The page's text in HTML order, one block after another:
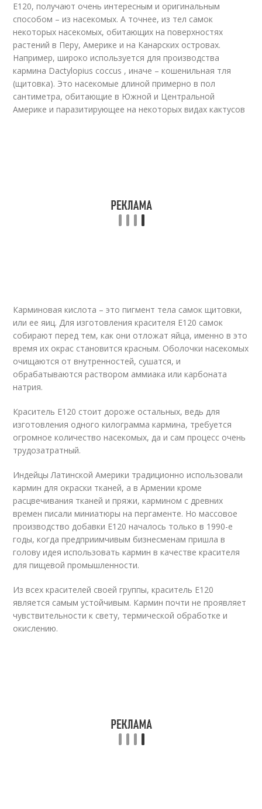
Е120, получают очень интересным и оригинальным
способом – из насекомых. А точнее, из тел самок
некоторых насекомых, обитающих на поверхностях
растений в Перу, Америке и на Канарских островах.
Например, широко используется для производства
кармина Dactylopius coccus , иначе – кошенильная тля
(щитовка). Это насекомые длиной примерно в пол
сантиметра, обитающие в Южной и Центральной
Америке и паразитирующее на некоторых видах кактусов
Карминовая кислота – это пигмент тела самок щитовки,
или ее яиц. Для изготовления красителя Е120 самок
собирают перед тем, как они отложат яйца, именно в это
время их окрас становится красным. Оболочки насекомых
очищаются от внутренностей, сушатся, и
обрабатываются раствором аммиака или карбоната
натрия.
Краситель Е120 стоит дороже остальных, ведь для
изготовления одного килограмма кармина, требуется
огромное количество насекомых, да и сам процесс очень
трудозатратный.
Индейцы Латинской Америки традиционно использовали
кармин для окраски тканей, а в Армении кроме
расцвечивания тканей и пряжи, кармином с древних
времен писали миниатюры на пергаменте. Но массовое
производство добавки Е120 началось только в 1990-е
годы, когда предприимчивым бизнесменам пришла в
голову идея использовать кармин в качестве красителя
для пищевой промышленности.
Из всех красителей своей группы, краситель Е120
является самым устойчивым. Кармин почти не проявляет
чувствительности к свету, термической обработке и
окислению.